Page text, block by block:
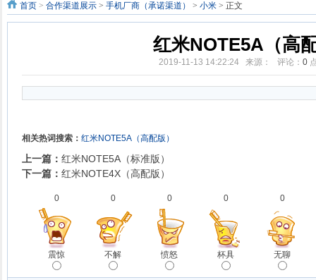
首页 > 合作渠道展示 > 手机厂商（承诺渠道） > 小米 > 正文
红米NOTE5A（高
2019-11-13 14:22:24 来源： 评论： 0
相关热词搜索： 红米NOTE5A（高配版）
上一篇： 红米NOTE5A（标准版）
下一篇： 红米NOTE4X（高配版）
0
震惊
0
不解
0
愤怒
0
杯具
0
无聊